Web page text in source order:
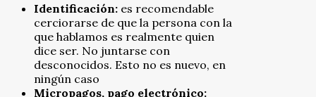
Identificación: es recomendable
cerciorarse de que la persona con la
que hablamos es realmente quien
dice ser. No juntarse con
desconocidos. Esto no es nuevo, en
ningún caso
Micropagos, pago electrónico: